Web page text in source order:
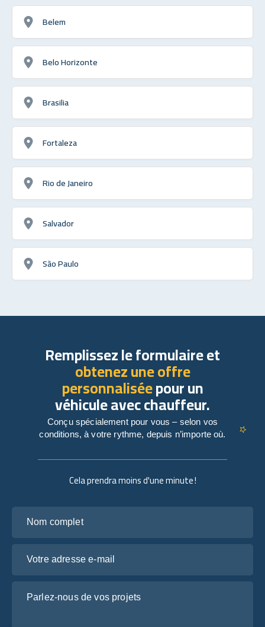
Belem
Belo Horizonte
Brasilia
Fortaleza
Rio de Janeiro
Salvador
São Paulo
Cela prendra moins d'une minute !
Remplissez le formulaire et
obtenez une offre
personnaliséepour un
véhicule avec chauffeur.
Conçu spécialement pour vous – selon vos
conditions, à votre rythme, depuis n’importe où.